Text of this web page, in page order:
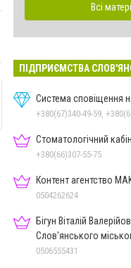
Всі
ПІДПРИЄМСТВА
Система сповіщення
+380(67)340-49-59,
Стоматологічний
+380(66)307-55-75
Контент агентство
0504262624
Бігун Віталій
Слов'янського
Дон.обл.
0506555431